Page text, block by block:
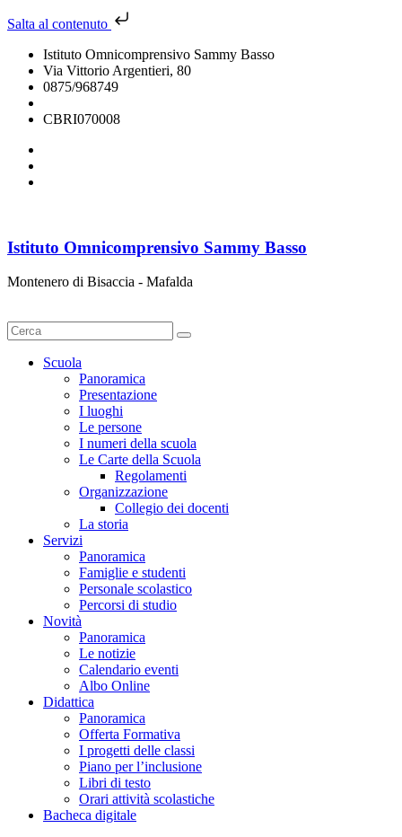
Salta al contenuto
Istituto Omnicomprensivo Sammy Basso
Via Vittorio Argentieri, 80
0875/968749
CBRI070008
Istituto Omnicomprensivo Sammy Basso
Montenero di Bisaccia - Mafalda
Scuola
Panoramica
Presentazione
I luoghi
Le persone
I numeri della scuola
Le Carte della Scuola
Regolamenti
Organizzazione
Collegio dei docenti
La storia
Servizi
Panoramica
Famiglie e studenti
Personale scolastico
Percorsi di studio
Novità
Panoramica
Le notizie
Calendario eventi
Albo Online
Didattica
Panoramica
Offerta Formativa
I progetti delle classi
Piano per l’inclusione
Libri di testo
Orari attività scolastiche
Bacheca digitale